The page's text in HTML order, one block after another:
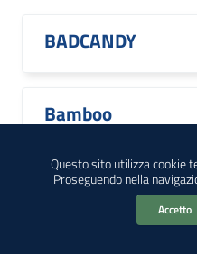
Questo sito utilizza cookie
Proseguendo nella
Accetto
BADCANDY
Bamboo
Bamboo Data